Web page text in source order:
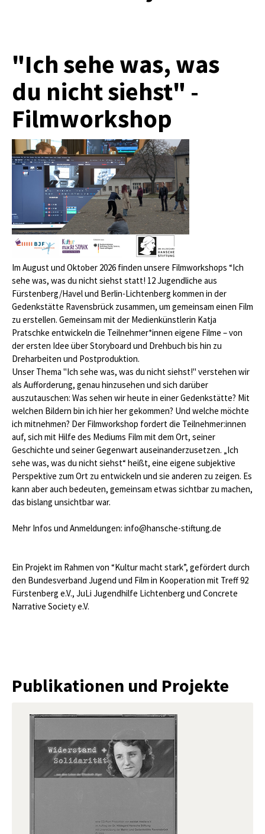
"Ich sehe was, was
du nicht siehst" -
Filmworkshop
Im August und Oktober 2026 finden unsere Filmworkshops “Ich
sehe was, was du nicht siehststatt! 12 Jugendliche aus
Fürstenberg/Havel und Berlin-Lichtenberg kommen in der
Gedenkstätte Ravensbrück zusammen, um gemeinsam einen Film
zu erstellen. Gemeinsam mit der Medienkünstlerin Katja
Pratschke entwickeln die Teilnehmer*innen eigene Filme – von
der ersten Idee über Storyboard und Drehbuch bis hin zu
Dreharbeiten und Postproduktion.
Unser Thema "Ich sehe was, was du nicht siehst!" verstehen wir
als Aufforderung, genau hinzusehen und sich darüber
auszutauschen: Was sehen wir heute in einer Gedenkstätte? Mit
welchen Bildern bin ich hier her gekommen? Und welche möchte
ich mitnehmen? Der Filmworkshop fordert die Teilnehmer:innen
auf, sich mit Hilfe des Mediums Film mit dem Ort, seiner
Geschichte und seiner Gegenwart auseinanderzusetzen. „Ich
sehe was, was du nicht siehst“ heißt, eine eigene subjektive
Perspektive zum Ort zu entwickeln und sie anderen zu zeigen. Es
kann aber auch bedeuten, gemeinsam etwas sichtbar zu machen,
das bislang unsichtbar war.
Mehr Infos und Anmeldungen: info@hansche-stiftung.de
Ein Projekt im Rahmen von “Kultur macht stark”, gefördert durch
den Bundesverband Jugend und Film in Kooperation mit Treff 92
Fürstenberg e.V., JuLi Jugendhilfe Lichtenberg und Concrete
Narrative Society e.V.
Publikationen und Projekte